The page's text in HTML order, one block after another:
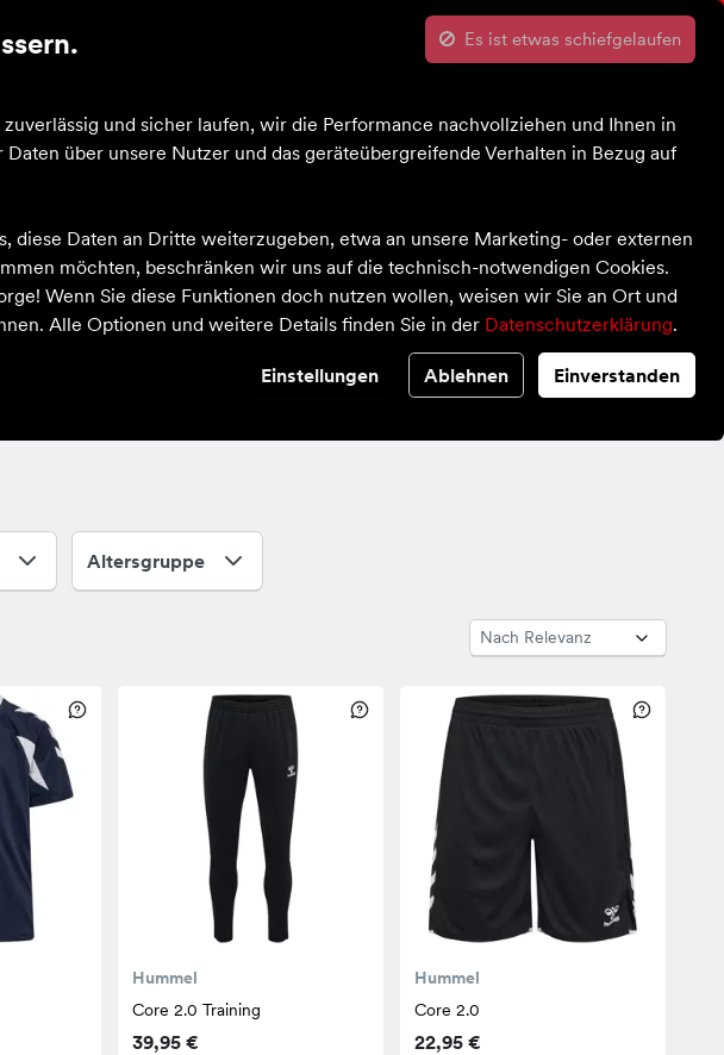
und sicher laufen, wir die Performance nachvollziehen und Ihnen in
über unsere Nutzer und das geräteübergreifende Verhalten in Bezug auf
diese Daten an Dritte weiterzugeben, etwa an unsere Marketing- oder externen
möchten, beschränken wir uns auf die technisch-notwendigen Cookies.
Wenn Sie diese Funktionen doch nutzen wollen, weisen wir Sie an Ort und
Alle Optionen und weitere Details finden Sie in der Datenschutzerklärung.
Einstellungen Ablehnen Einverstanden
Über uns
Schuhe Ausrüstung
Altersgruppe
Hummel
Core 2.0 Training
39,95 €
Hummel
Core 2.0
22,95 €